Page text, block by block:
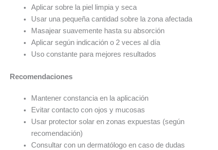
Aplicar sobre la piel limpia y seca
Usar una pequeña cantidad sobre la zona afectada
Masajear suavemente hasta su absorción
Aplicar según indicación o 2 veces al día
Uso constante para mejores resultados
Recomendaciones
Mantener constancia en la aplicación
Evitar contacto con ojos y mucosas
Usar protector solar en zonas expuestas (según
recomendación)
Consultar con un dermatólogo en caso de dudas